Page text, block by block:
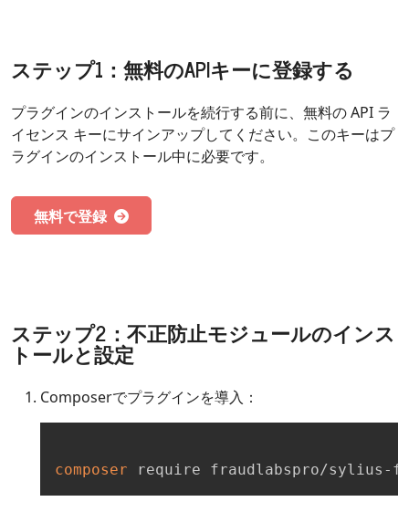
ステップ1：無料のAPIキーに登録する
プラグインのインストールを続行する前に、無料の API ラ
イセンス キーにサインアップしてください。このキーはプ
ラグインのインストール中に必要です。
無料で登録
ステップ2：不正防止モジュールのインス
トールと設定
Composerでプラグインを導入：
composer require fraudlabspro/sylius-